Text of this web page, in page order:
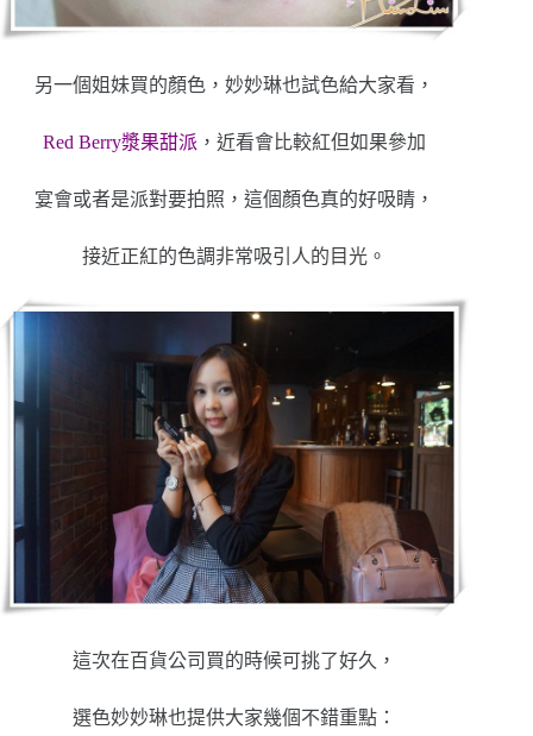
另一個姐妹買的顏色，妙妙琳也試色給大家看，
Red Berry漿果甜派 ，近看會比較紅但如果參加
宴會或者是派對要拍照，這個顏色真的好吸睛，
接近正紅的色調非常吸引人的目光。
這次在百貨公司買的時候可挑了好久，
選色妙妙琳也提供大家幾個不錯重點：